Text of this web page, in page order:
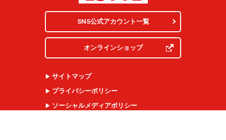
SNS公式アカウント一覧
オンラインショップ
サイトマップ
プライバシーポリシー
ソーシャルメディアポリシー